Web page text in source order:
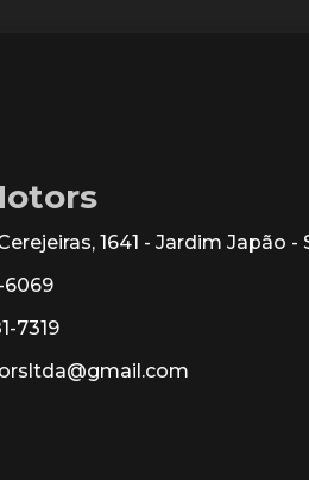
1641 - Jardim Japão -
6069
7319